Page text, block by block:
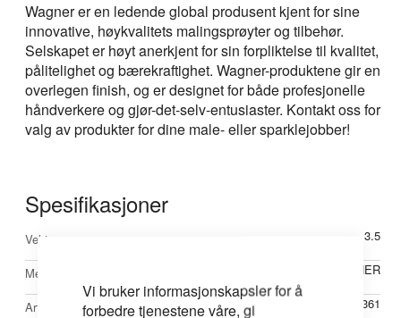
Vi bruker informasjonskapsler for å
forbedre tjenestene våre, gi
Wagner er en ledende global produsent kjent for sine
innovative, høykvalitets malingsprøyter og tilbehør.
Selskapet er høyt anerkjent for sin forpliktelse til kvalitet,
pålitelighet og bærekraftighet. Wagner-produktene gir en
overlegen finish, og er designet for både profesjonelle
håndverkere og gjør-det-selv-entusiaster. Kontakt oss for
valg av produkter for dine male- eller sparklejobber!
Spesifikasjoner
Mer
informasjon
Vekt 3.5
Merke WAGNER
Artikkelnr WA430-361